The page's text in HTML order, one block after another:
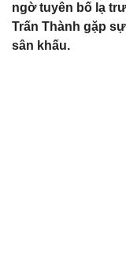
ngờ tuyên bố lạ
Trấn Thành gặp
sân khấu.